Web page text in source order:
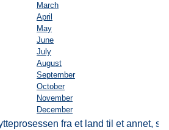
March
April
May
June
July
August
September
October
November
December
fra et land til et annet,